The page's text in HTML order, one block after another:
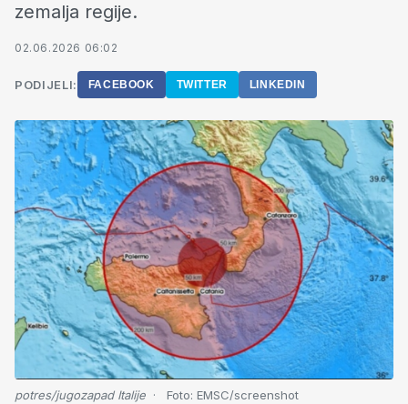
zemalja regije.
02.06.2026 06:02
PODIJELI: FACEBOOK TWITTER LINKEDIN
potres/jugozapad Italije Foto: EMSC/screenshot